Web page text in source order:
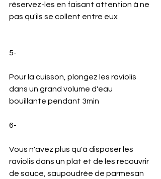
réservez-les en faisant attention à ne
pas qu'ils se collent entre eux
5-
Pour la cuisson, plongez les raviolis
dans un grand volume d'eau
bouillante pendant 3min
6-
Vous n'avez plus qu'à disposer les
raviolis dans un plat et de les recouvrir
de sauce, saupoudrée de parmesan